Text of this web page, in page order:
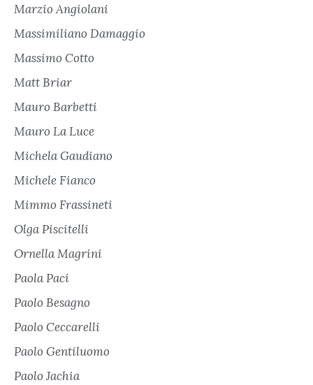
Marzio Angiolani
Massimiliano Damaggio
Massimo Cotto
Matt Briar
Mauro Barbetti
Mauro La Luce
Michela Gaudiano
Michele Fianco
Mimmo Frassineti
Olga Piscitelli
Ornella Magrini
Paola Paci
Paolo Besagno
Paolo Ceccarelli
Paolo Gentiluomo
Paolo Jachia